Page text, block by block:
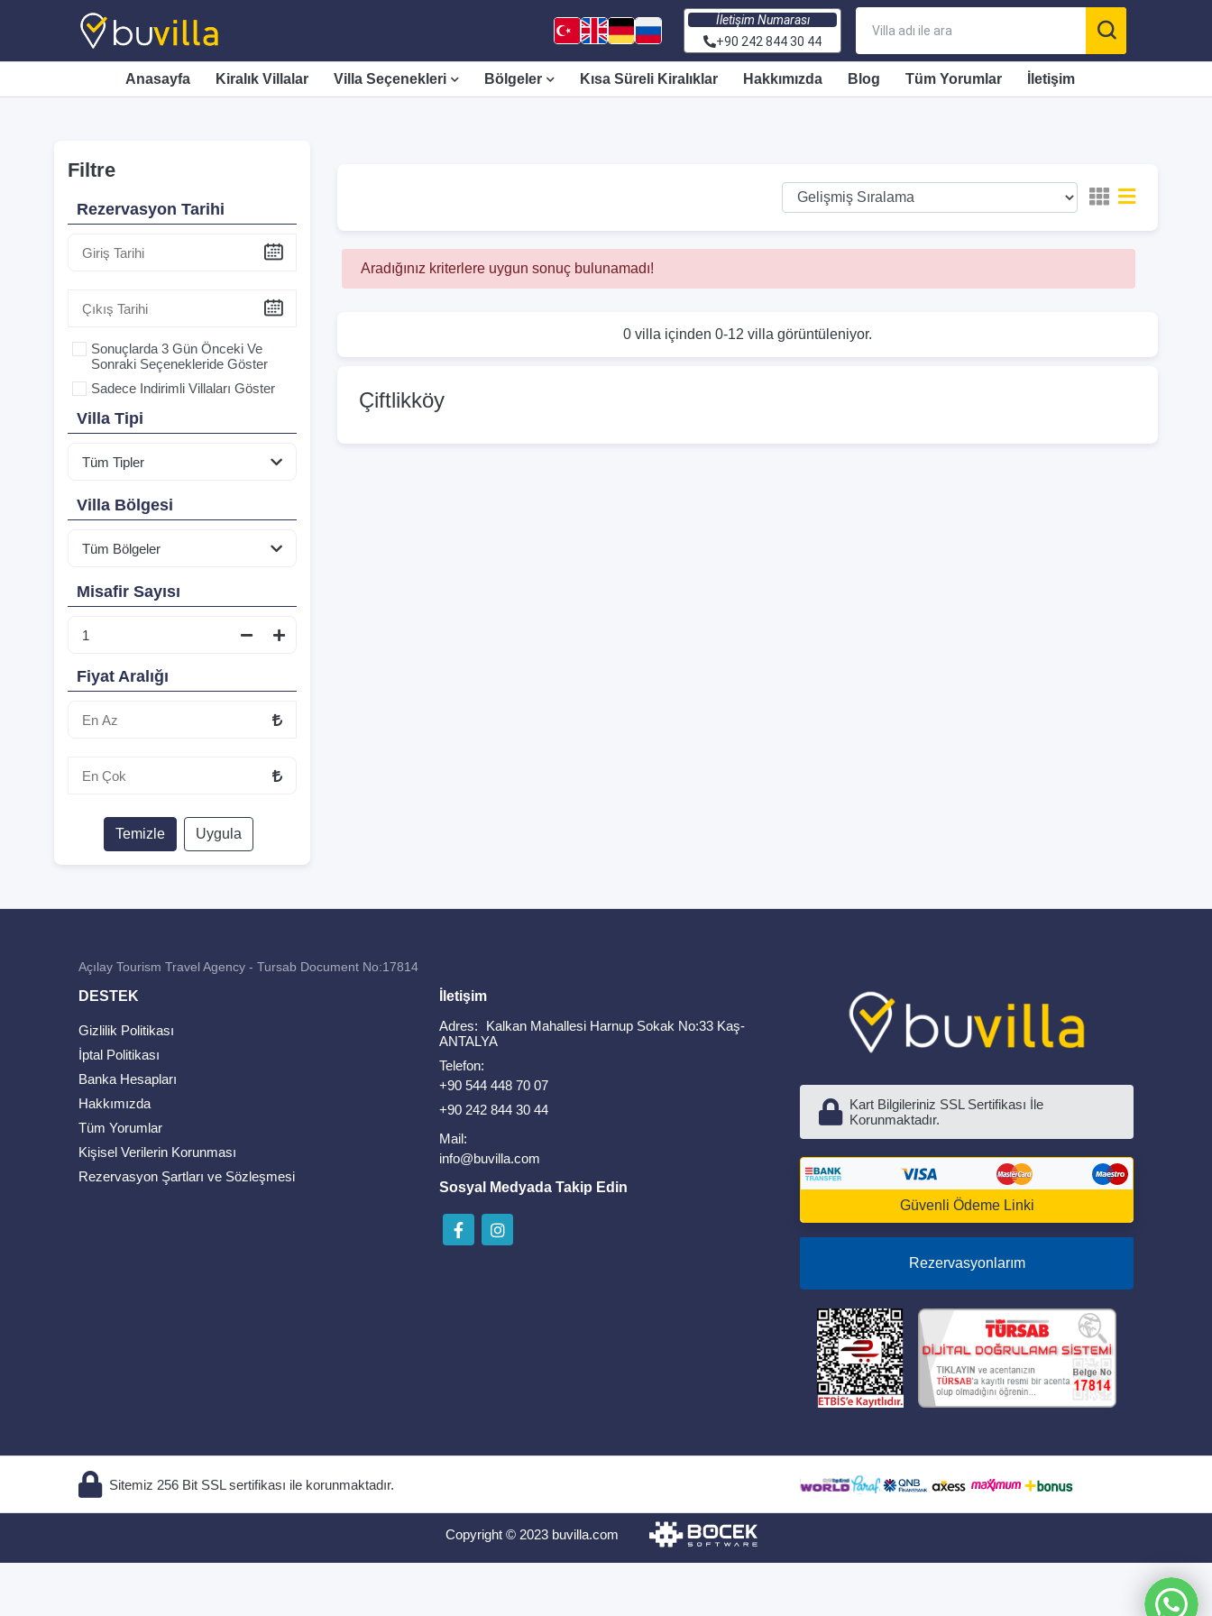
İletişim Numarası
+90 242 844 30 44
Anasayfa Kiralık Villalar Villa Seçenekleri Bölgeler Kısa Süreli Kiralıklar Hakkımızda Blog Tüm Yorumlar İletişim
Filtre
Rezervasyon Tarihi
Sonuçlarda 3 Gün Önceki Ve
Sonraki Seçenekleride Göster
Sadece Indirimli Villaları Göster
Villa Tipi
Villa Bölgesi
Misafir Sayısı
Fiyat Aralığı
Temizle Uygula
Aradığınız kriterlere uygun sonuç bulunamadı!
0 villa içinden 0-12 villa görüntüleniyor.
Çiftlikköy
Açılay Tourism Travel Agency - Tursab Document No:17814
DESTEK
Gizlilik Politikası
İptal Politikası
Banka Hesapları
Hakkımızda
Tüm Yorumlar
Kişisel Verilerin Korunması
Rezervasyon Şartları ve Sözleşmesi
İletişim
Adres:
Kalkan Mahallesi Harnup Sokak No:33 Kaş-
ANTALYA
Telefon:
+90 544 448 70 07
+90 242 844 30 44
Mail:
info@buvilla.com
Sosyal Medyada Takip Edin
Kart Bilgileriniz SSL Sertifikası İle
Korunmaktadır.
Güvenli Ödeme Linki
Rezervasyonlarım
Sitemiz 256 Bit SSL sertifikası ile korunmaktadır.
Copyright © 2023 buvilla.com